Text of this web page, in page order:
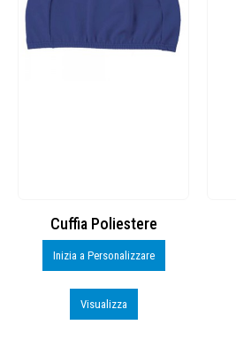
Cuffia Poliestere
Inizia a Personalizzare
Visualizza